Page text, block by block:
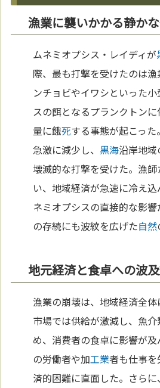
漁業に襲いかかる静か
ムネミオプシス・レイディが
際、最も打撃を受けたのは
ンチョビやイワシといった
スの餌となるプランクトン
量に餓死する事態が起こっ
急激に減少し、 黒海沿岸地
壊滅的な打撃を受けた。漁
い、地域経済が急速に冷え
ネミオプシスの直接的な影
の存続にも波紋を広げた自然
地元経済と食卓への波
漁業の崩壊は、地域経済全
市場では供給が激減し、魚
め、消費者の食卓に影響が
の労働者や加工業者も仕事
済的困難に直面した。さらに